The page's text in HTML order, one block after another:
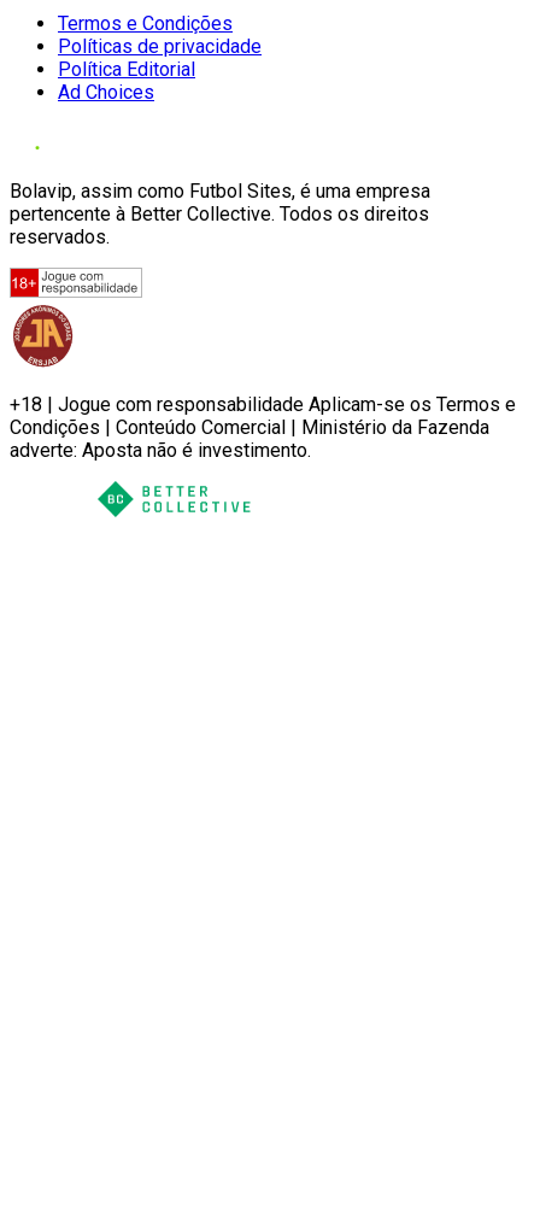
Termos e Condições
Políticas de privacidade
Política Editorial
Ad Choices
Bolavip, assim como Futbol Sites, é uma empresa
pertencente à Better Collective. Todos os direitos
reservados.
+18 | Jogue com responsabilidade Aplicam-se os Termos e
Condições | Conteúdo Comercial | Ministério da Fazenda
adverte: Aposta não é investimento.